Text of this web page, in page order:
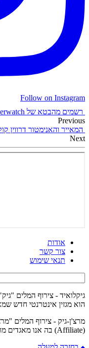
Follow on Instagram
רשמים מהבטא של Overwatch: ככה עושים מולטיפלייר
Previous
המאייר והאנימטור דרווין
Next
אודות
צור קשר
תנאי שימוש
גיקלואיד - צירוף המלים
הוא מגזין אינטרנטי חדש
מרצ'ן-גיק - צירוף המלים
(Affiliate) בה אנו מאגדים מוצרים מגניבים מרחבי הרשת.